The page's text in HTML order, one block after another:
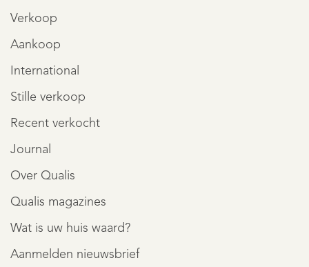
Verkoop
Aankoop
International
Stille verkoop
Recent verkocht
Journal
Over Qualis
Qualis magazines
Wat is uw huis waard?
Aanmelden nieuwsbrief